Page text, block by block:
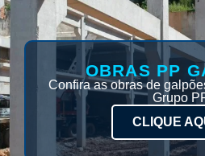
OBRAS PP
Confira as obras de
Grupo
CLIQUE